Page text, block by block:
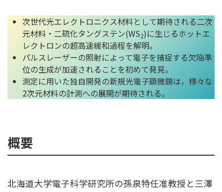
次世代光エレクトロニクス材料として期待される二次
元材料・二硫化タングステン(WS2)に生じるホットエ
レクトロンの超高速緩和過程を解明。
パルスレーザーの照射によって電子を捕捉する欠陥準
位の生成が加速されることを初めて発見。
測定に用いた独自開発の新規光電子顕微鏡は，様々な
2次元材料の計測への展開が期待される。
概要
北海道大学電子科学研究所の孫泉特任准教授と三澤